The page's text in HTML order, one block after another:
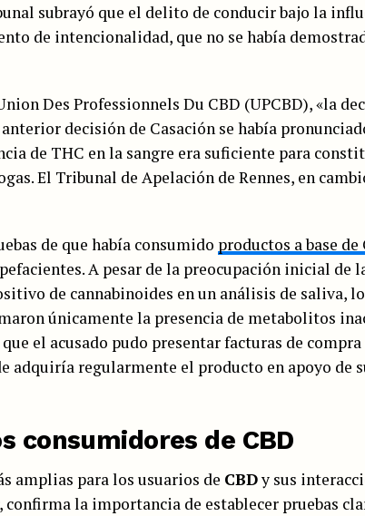
subrayó que el delito de conducir bajo la
de intencionalidad, que no se había
Des Professionnels Du CBD (UPCBD), «la
decisión de Casación se había
de THC en la sangre era suficiente para
El Tribunal de Apelación de Rennes, en
de que había consumido productos a base de
A pesar de la preocupación inicial de
de cannabinoides en un análisis de saliva,
únicamente la presencia de metabolitos
el acusado pudo presentar facturas de compra
adquiría regularmente el producto en apoyo de
consumidores de CBD
amplias para los usuarios de CBDy sus
la importancia de establecer pruebas